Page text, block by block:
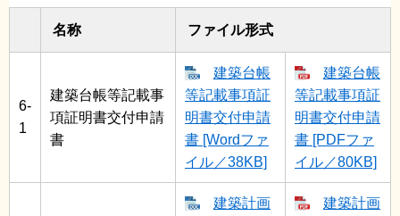
名称 ファイル形式
6-
1
建築台帳等記載事
項証明書交付申請
書
建築台帳
等記載事項証
明書交付申請
書 [Wordファ
イル／38KB]
建築台帳
等記載事項証
明書交付申請
書 [PDFファ
イル／80KB]
建築計画
建築計画